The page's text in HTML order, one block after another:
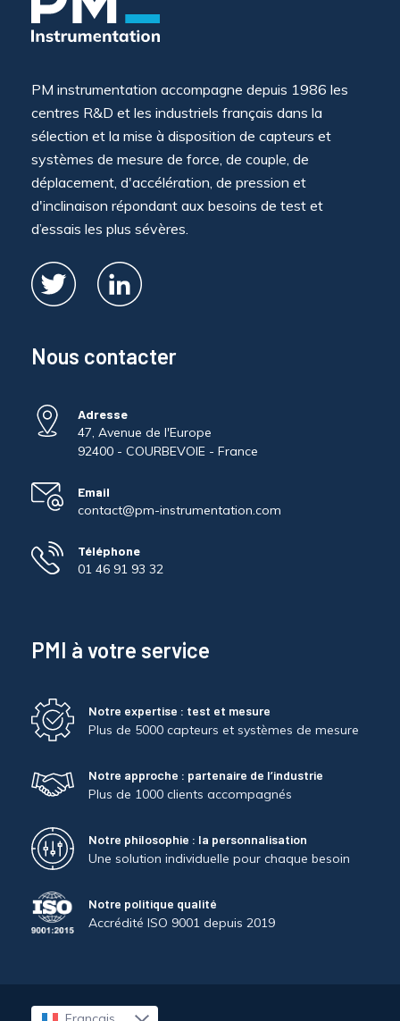
PM instrumentation accompagne depuis 1986 les
centres R&D et les industriels français dans la
sélection et la mise à disposition de capteurs et
systèmes de mesure de force, de couple, de
déplacement, d'accélération, de pression et
d'inclinaison répondant aux besoins de test et
d’essais les plus sévères.
Nous contacter
Adresse
47, Avenue de l'Europe
92400 - COURBEVOIE - France
Email
contact@pm-instrumentation.com
Téléphone
01 46 91 93 32
PMI à votre service
Notre expertise : test et mesure
Plus de 5000 capteurs et systèmes de mesure
Notre approche : partenaire de l’industrie
Plus de 1000 clients accompagnés
Notre philosophie : la personnalisation
Une solution individuelle pour chaque besoin
Notre politique qualité
Accrédité ISO 9001 depuis 2019